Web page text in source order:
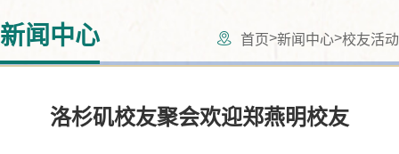
新闻中心 首页>新闻中心>校友活动
洛杉矶校友聚会欢迎郑燕明校友